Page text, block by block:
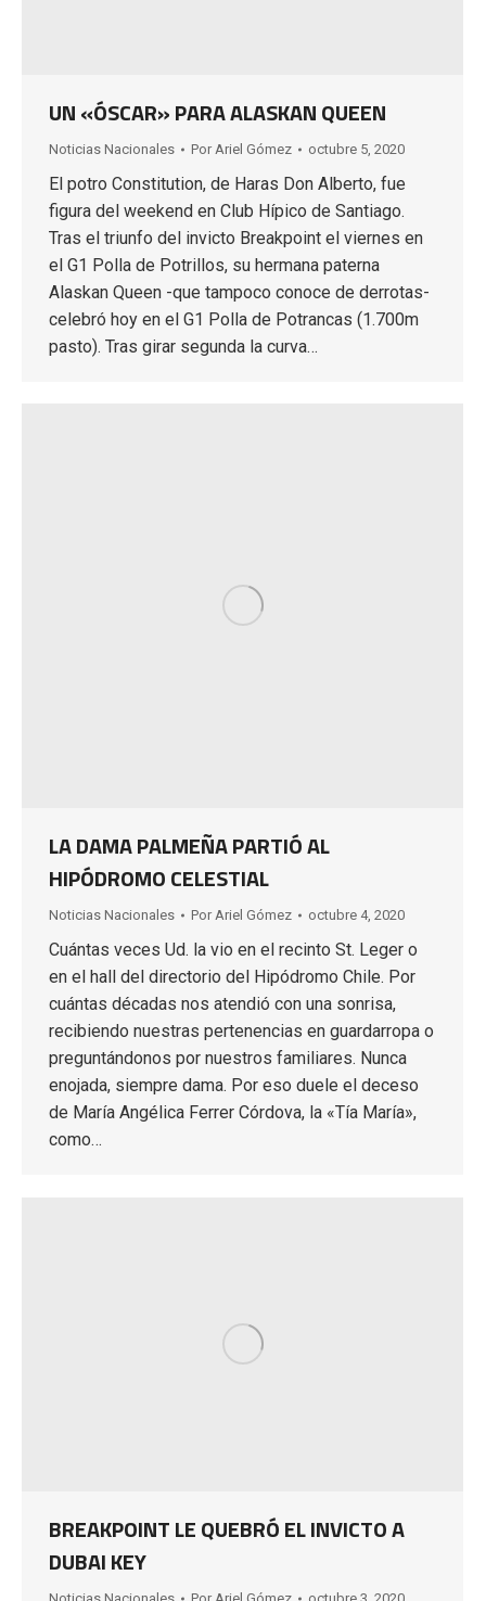
UN «ÓSCAR» PARA ALASKAN QUEEN
Noticias Nacionales Por Ariel Gómez octubre 5, 2020
El potro Constitution, de Haras Don Alberto, fue
figura del weekend en Club Hípico de Santiago.
Tras el triunfo del invicto Breakpoint el viernes en
el G1 Polla de Potrillos, su hermana paterna
Alaskan Queen -que tampoco conoce de derrotas-
celebró hoy en el G1 Polla de Potrancas (1.700m
pasto). Tras girar segunda la curva…
LA DAMA PALMEÑA PARTIÓ AL
HIPÓDROMO CELESTIAL
Noticias Nacionales Por Ariel Gómez octubre 4, 2020
Cuántas veces Ud. la vio en el recinto St. Leger o
en el hall del directorio del Hipódromo Chile. Por
cuántas décadas nos atendió con una sonrisa,
recibiendo nuestras pertenencias en guardarropa o
preguntándonos por nuestros familiares. Nunca
enojada, siempre dama. Por eso duele el deceso
de María Angélica Ferrer Córdova, la «Tía María»,
como…
BREAKPOINT LE QUEBRÓ EL INVICTO A
DUBAI KEY